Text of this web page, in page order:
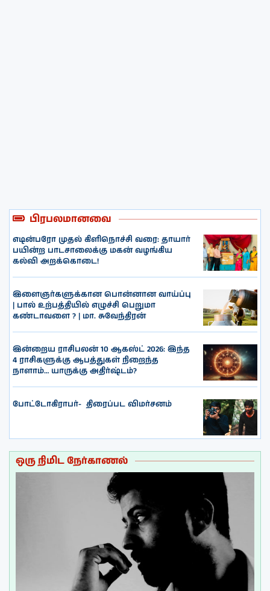
பிரபலமானவை
எடின்பரோ முதல் கிளிநொச்சி வரை: தாயார்
பயின்ற பாடசாலைக்கு மகன் வழங்கிய
கல்வி அறக்கொடை!
இளைஞர்களுக்கான பொன்னான வாய்ப்பு
| பால் உற்பத்தியில் எழுச்சி பெறுமா
கண்டாவளை ? | மா. சுவேந்திரன்
இன்றைய ராசிபலன் 10 ஆகஸ்ட் 2026: இந்த
4 ராசிகளுக்கு ஆபத்துகள் நிறைந்த
நாளாம்… யாருக்கு அதிர்ஷ்டம்?
போட்டோகிராபர்- ‌ திரைப்பட விமர்சனம்
ஒரு நிமிட நேர்காணல்